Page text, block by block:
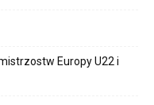
Europy U22 i